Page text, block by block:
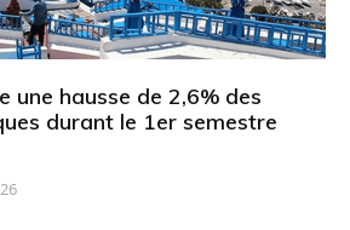
une hausse de 2,6% des
durant le 1er semestre